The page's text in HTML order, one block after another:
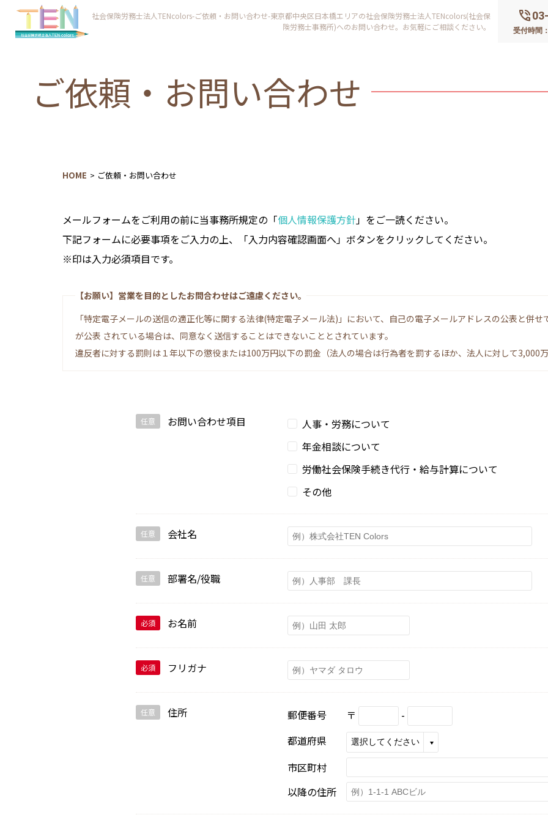
社会保険労務士法人TENcolors-ご依頼・お問い合わせ-東京都中央区日本橋エリアの社会保険労務士法人TENcolors(社会保
険労務士事務所)へのお問い合わせ。お気軽にご相談ください。
phone_in_talk
受付時間
ご依頼・お問い合わせ
HOME ご依頼・お問い合わせ
メールフォームをご利用の前に当事務所規定の「個人情報保護方針」をご一読ください。
下記フォームに必要事項をご入力の上、「入力内容確認画面へ」ボタンをクリックしてください。
※印は入力必須項目です。
【お願い】営業を目的としたお問合わせはご遠慮ください。
「特定電子メールの送信の適正化等に関する法律(特定電子メール法)」において、自己の電子メールアドレスの公表と併
が公表 されている場合は、同意なく送信することはできないこととされています。
違反者に対する罰則は１年以下の懲役または100万円以下の罰金（法人の場合は行為者を罰するほか、法人に対して3,000
お問い合わせ項目
任意
人事・労務について
年金相談について
労働社会保険手続き代行・給与計算について
その他
会社名
任意
部署名/役職
任意
お名前
必須
フリガナ
必須
住所
任意 郵便番号 〒
-
都道府県
市区町村
以降の住所